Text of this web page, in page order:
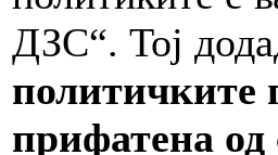
ДЗС“. Тој
политичките
прифатена од